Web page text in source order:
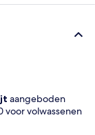
aangeboden
voor volwassenen